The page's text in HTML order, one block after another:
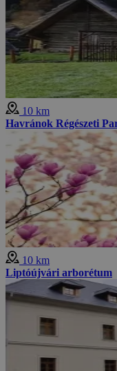
10 km
Havránok Régészeti
10 km
Liptóújvári arborétum